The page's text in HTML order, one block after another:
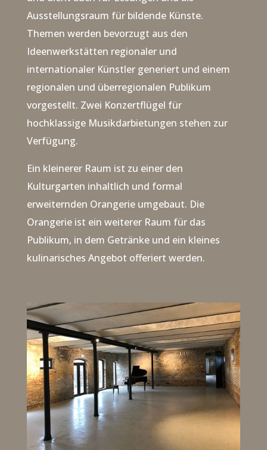
Ausstellungsraum für bildende Künste.
Themen werden bevorzugt aus den
Ideenwerkstätten regionaler und
internationaler Künstler generiert und einem
regionalen und überregionalen Publikum
vorgestellt. Zwei Konzertflügel für
hochklassige Musikdarbietungen stehen zur
Verfügung.
Ein kleinerer Raum ist zu einer den
Kulturgarten inhaltlich und formal
erweiternden Orangerie umgebaut. Die
Orangerie ist ein weiterer Raum für das
Publikum, in dem Getränke und ein kleines
kulinarisches Angebot offeriert werden.